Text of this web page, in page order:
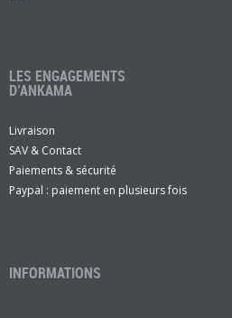
LES ENGAGEMENTS
D’ANKAMA
Livraison
SAV & Contact
Paiements & sécurité
Paypal : paiement en plusieurs fois
INFORMATIONS